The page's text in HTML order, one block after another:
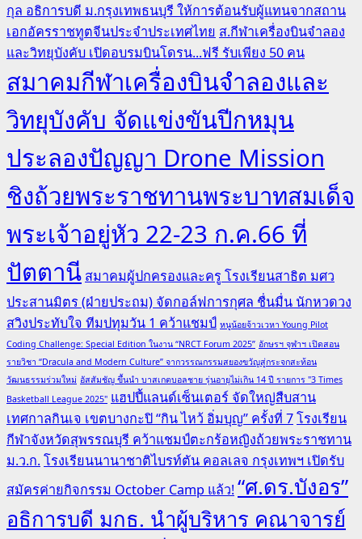
กุล อธิการบดี ม.กรุงเทพธนบุรี ให้การต้อนรับผู้แทนจากสถาน
เอกอัครราชทูตจีนประจำประเทศไทย ส.กีฬาเครื่องบินจำลอง
และวิทยุบังคับ เปิดอบรมบินโดรน...ฟรี รับเพียง 50 คน
สมาคมกีฬาเครื่องบินจำลองและ
วิทยุบังคับ จัดแข่งขันปีกหมุน
ประลองปัญญา Drone Mission
ชิงถ้วยพระราชทานพระบาทสมเด็จ
พระเจ้าอยู่หัว 22-23 ก.ค.66 ที่
ปัตตานี สมาคมผู้ปกครองและครู โรงเรียนสาธิต มศว
ประสานมิตร (ฝ่ายประถม) จัดกอล์ฟการกุศล ชื่นมื่น นักหวดวง
สวิงประทับใจ ทีมปทุมวัน 1 คว้าแชมป์ หนูน้อยจ้าวเวหา Young Pilot
Coding Challenge: Special Edition ในงาน “NRCT Forum 2025” อักษรฯ จุฬาฯ เปิดสอน
รายวิชา “Dracula and Modern Culture” จากวรรณกรรมสยองขวัญสู่กระจกสะท้อน
วัฒนธรรมร่วมใหม่ อัสสัมชัญ ขึ้นนำ บาสเกตบอลชาย รุ่นอายุไม่เกิน 14 ปี รายการ "3 Times
Basketball League 2025" แฮปปี้แลนด์เซ็นเตอร์ จัดใหญ่สืบสาน
เทศกาลกินเจ เขตบางกะปิ “กิน ไหว้ อิ่มบุญ” ครั้งที่ 7โรงเรียน
กีฬาจังหวัดสุพรรณบุรี คว้าแชมป์ตะกร้อหญิงถ้วยพระราชทาน
ม.ว.ก.โรงเรียนนานาชาติไบรท์ตัน คอลเลจ กรุงเทพฯ เปิดรับ
สมัครค่ายกิจกรรม October Camp แล้ว!“ศ.ดร.บังอร”
อธิการบดี มกธ. นำผู้บริหาร คณาจารย์